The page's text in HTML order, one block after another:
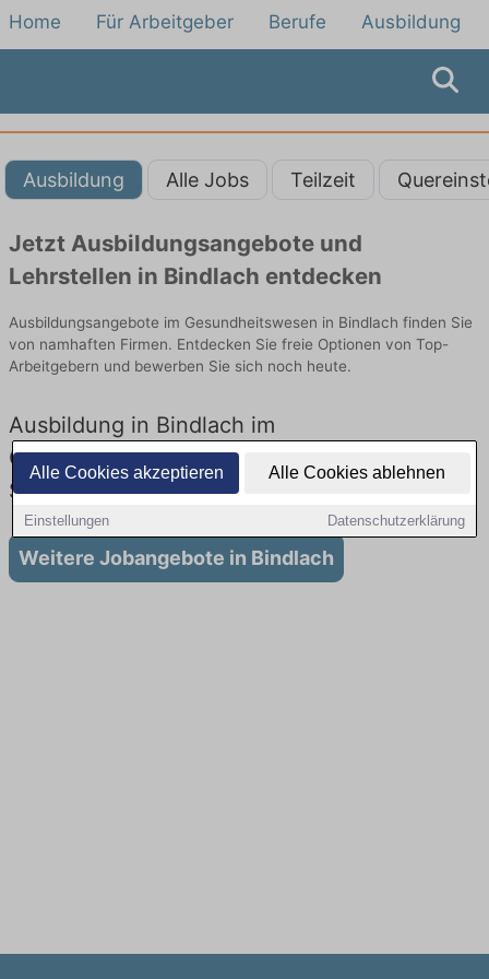
Alle Cookies akzeptieren Alle Cookies ablehnen
Einstellungen Datenschutzerklärung
Home Für Arbeitgeber Berufe Ausbildung
Ausbildung Alle Jobs Teilzeit
Jetzt Ausbildungsangebote und
Lehrstellen in Bindlach entdecken
Ausbildungsangebote im Gesundheitswesen in Bindlach finden Sie
von namhaften Firmen. Entdecken Sie freie Optionen von Top-
Arbeitgebern und bewerben Sie sich noch heute.
Ausbildung in Bindlach im
Gesundheitswesen: Aktuell gibt es keine
Stellenangebote für Ausbildung in Bindlach
Weitere Jobangebote in Bindlach